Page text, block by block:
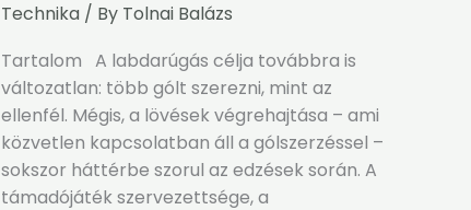
Technika/ By Tolnai Balázs
Tartalom A labdarúgás célja továbbra is
változatlan: több gólt szerezni, mint az
ellenfél. Mégis, a lövések végrehajtása – ami
közvetlen kapcsolatban áll a gólszerzéssel –
sokszor háttérbe szorul az edzések során. A
támadójáték szervezettsége, a
tudatos
fejlesztése